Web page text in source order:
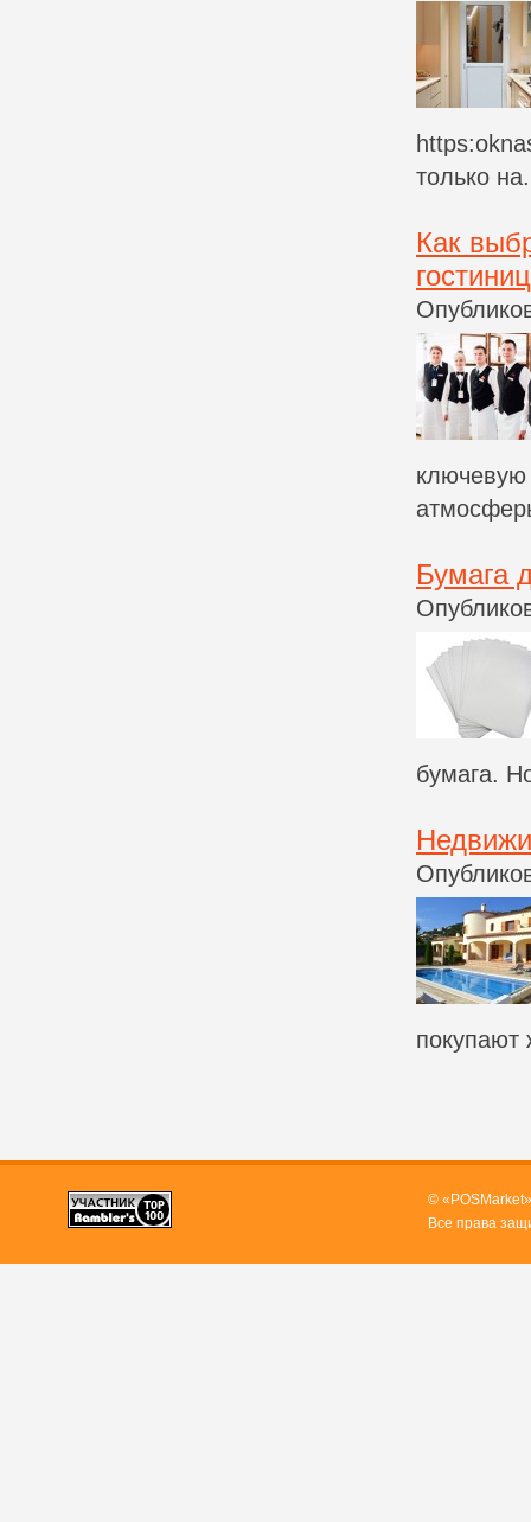
только
Как
Бумага
бумага.
покупают
©
Все права